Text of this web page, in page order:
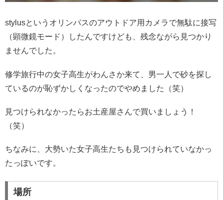
stylusというオリンパスのアウトドア用カメラで無駄に接写
（顕微鏡モード）したんですけども、残念ながら見つかり
ませんでした。
修学旅行中の女子高生がわんさか来て、男一人で砂を探し
ているのが恥ずかしくなったのでやめました（笑）
見つけられなかったらお土産屋さんで買いましょう！
（笑）
ちなみに、大勢いた女子高生たちも見つけられていなかっ
たっぽいです。
場所